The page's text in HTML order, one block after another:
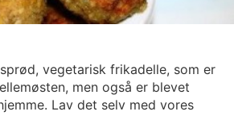
vegetarisk frikadelle, som er
men også er blevet
Lav det selv med vores